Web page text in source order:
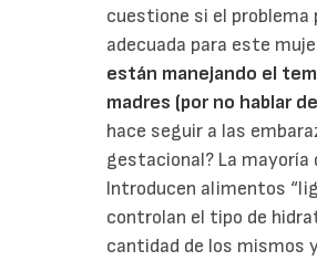
cuestione si el problema
adecuada para este
están manejando el
madres (por no hablar
hace seguir a las
gestacional? La
Introducen alimentos
controlan el tipo de
cantidad de los mismos